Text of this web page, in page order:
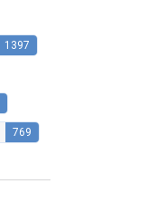
1397
769